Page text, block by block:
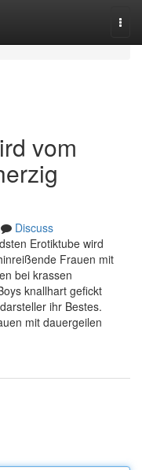
vom
Discuss
Erotiktube wird
Frauen mit
bei krassen
knallhart gefickt
ihr Bestes.
mit dauergeilen